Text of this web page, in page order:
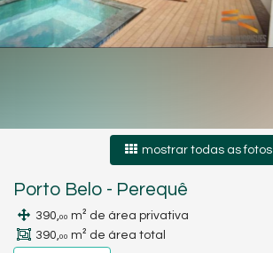
mostrar todas as fotos
Porto Belo - Perequê
390,00 m² de área privativa
390,00 m² de área total